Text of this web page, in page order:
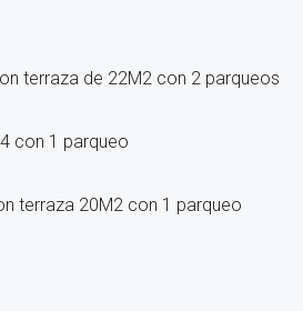
terraza de 22M2 con 2 parqueos
con 1 parqueo
terraza 20M2 con 1 parqueo